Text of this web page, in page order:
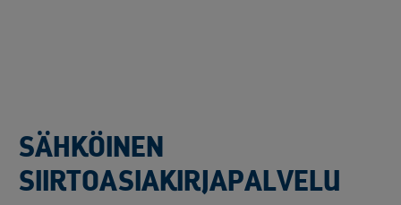
SÄHKÖINEN
SIIRTOASIAKIRJAPALVELU